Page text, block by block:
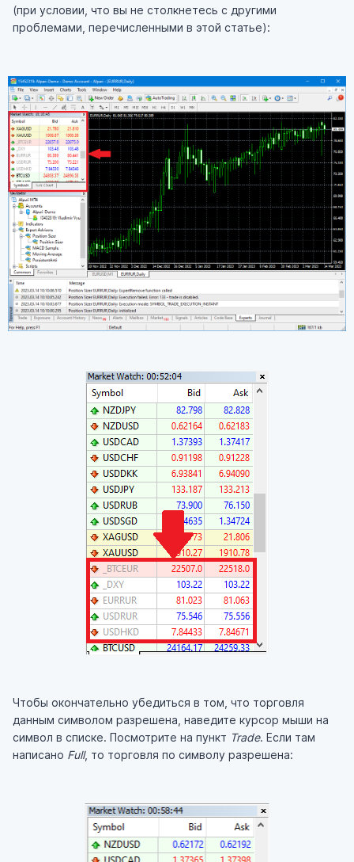
(при условии, что вы не столкнетесь с другими
проблемами, перечисленными в этой статье):
Чтобы окончательно убедиться в том, что торговля
данным символом разрешена, наведите курсор мыши на
символ в списке. Посмотрите на пункт Trade. Если там
написано Full, то торговля по символу разрешена: